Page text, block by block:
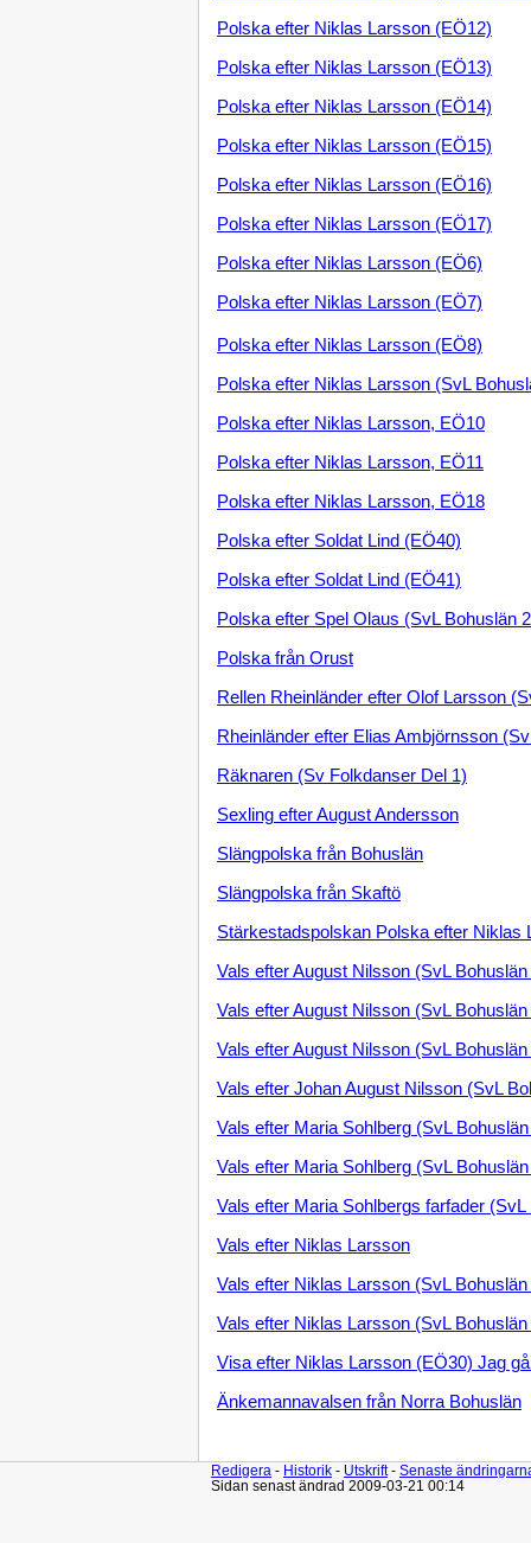
Polska efter Niklas Larsson (EÖ12)
Polska efter Niklas Larsson (EÖ13)
Polska efter Niklas Larsson (EÖ14)
Polska efter Niklas Larsson (EÖ15)
Polska efter Niklas Larsson (EÖ16)
Polska efter Niklas Larsson (EÖ17)
Polska efter Niklas Larsson (EÖ6)
Polska efter Niklas Larsson (EÖ7)
Polska efter Niklas Larsson (EÖ8)
Polska efter Niklas Larsson (SvL
Polska efter Niklas Larsson, EÖ10
Polska efter Niklas Larsson, EÖ11
Polska efter Niklas Larsson, EÖ18
Polska efter Soldat Lind (EÖ40)
Polska efter Soldat Lind (EÖ41)
Polska efter Spel Olaus (SvL Bohuslän
Polska från Orust
Rellen Rheinländer efter Olof Larsson
Rheinländer efter Elias Ambjörnsson
Räknaren (Sv Folkdanser Del 1)
Sexling efter August Andersson
Slängpolska från Bohuslän
Slängpolska från Skaftö
Stärkestadspolskan Polska efter Niklas
Vals efter August Nilsson (SvL Bohuslän
Vals efter August Nilsson (SvL Bohuslän
Vals efter August Nilsson (SvL Bohuslän
Vals efter Johan August Nilsson (SvL
Vals efter Maria Sohlberg (SvL
Vals efter Maria Sohlberg (SvL
Vals efter Maria Sohlbergs farfader (SvL
Vals efter Niklas Larsson
Vals efter Niklas Larsson (SvL Bohuslän
Vals efter Niklas Larsson (SvL Bohuslän
Visa efter Niklas Larsson (EÖ30) Jag
Änkemannavalsen från Norra Bohuslän
Redigera - Historik - Utskrift- Senaste
Sidan senast ändrad 2009-03-21 00:14